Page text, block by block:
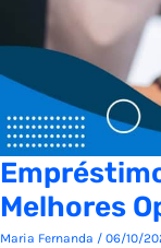
Melhores
Maria Fernanda / 06/10/